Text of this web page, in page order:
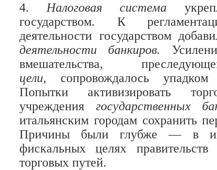
4.Налоговая система
государством. К
деятельности государством
деятельности банкиров.
вмешательства,
цели, сопровождалось
Попытки активизировать
учреждения государственных
итальянским городам сохранить
Причины были глубже — в их
фискальных целях
торговых путей.